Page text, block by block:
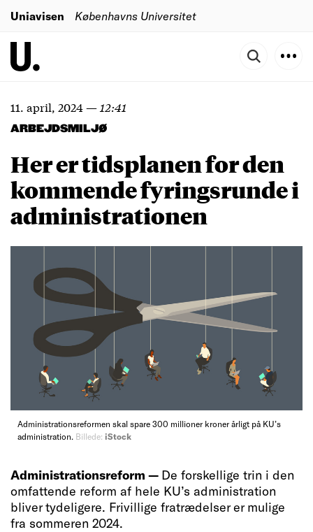
Uniavisen Københavns Universitet
11. april, 2024— 12:41
ARBEJDSMILJØ
Her er tidsplanen for den
kommende fyringsrunde i
administrationen
Administrationsreformen skal spare 300 millioner kroner årligt på KU’s
administration. Billede: iStock
Administrationsreform — De forskellige trin i den
omfattende reform af hele KU’s administration
bliver tydeligere. Frivillige fratrædelser er mulige
fra sommeren 2024.